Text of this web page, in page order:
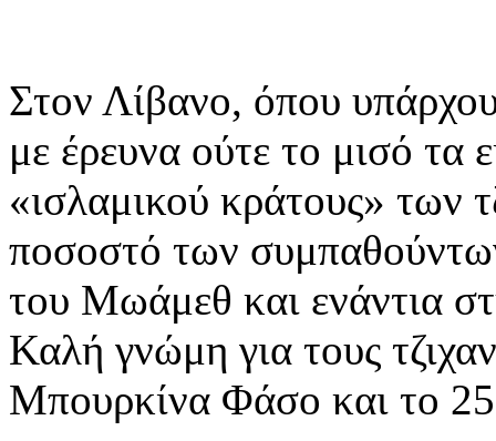
Στον Λίβανο, όπου
με έρευνα ούτε το μισό τα
«ισλαμικού κράτους» των
ποσοστό των
του Μωάμεθ και ενάντια
Καλή γνώμη για τους
Μπουρκίνα Φάσο και το